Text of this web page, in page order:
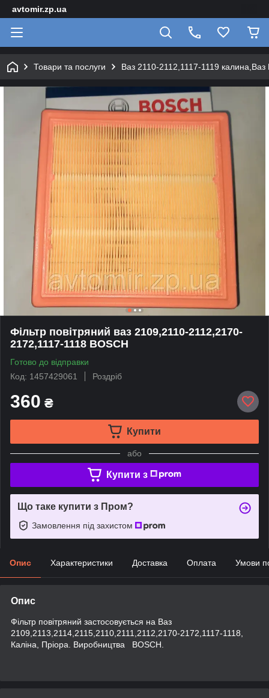
avtomir.zp.ua
Товари та послуги Ваз 2110-2112,1117-1119
Фільтр повітряний ваз 2109,2110-2112,2170-
2172,1117-1118 BOSCH
Готово до відправки
Код: 1457429061
Роздріб
360 ₴
Купити
або
Купити з
Що таке купити з Пром?
Замовлення під захистом
Опис Характеристики Доставка Оплата Умови
Опис
Фільтр повітряний застосовується на Ваз
2109,2113,2114,2115,2110,2111,2112,2170-2172,1117-1118,
Каліна, Пріора. Виробництва BOSCH.